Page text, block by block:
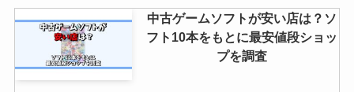
中古ゲームソフトが安い店は？ソ
フト10本をもとに最安値段ショッ
プを調査